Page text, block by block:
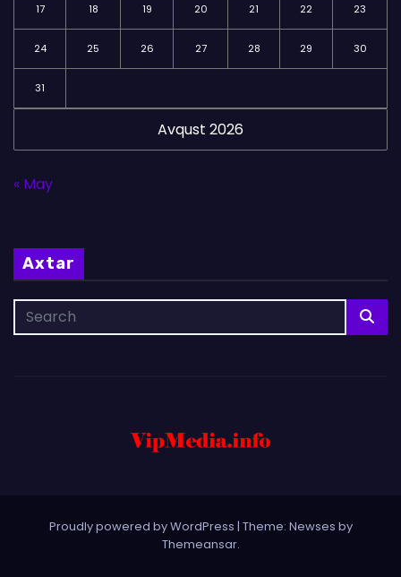
Avqust 2026
17 18 19 20 21 22 23
24 25 26 27 28 29 30
31
« May
Axtar
Proudly powered by WordPress | Theme: Newses by
Themeansar.